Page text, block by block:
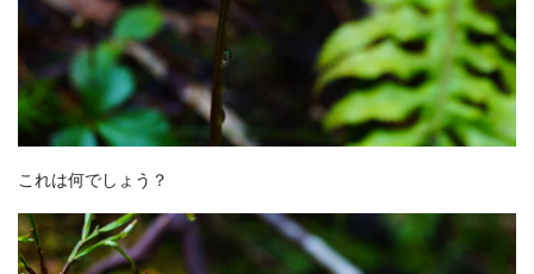
これは何でしょう？